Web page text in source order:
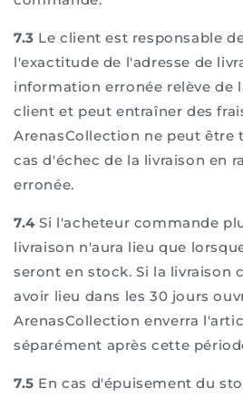
7.3 Le client est responsable
l'exactitude de l'adresse de
information erronée relève de
client et peut entraîner des
ArenasCollection ne peut être
cas d'échec de la livraison en
erronée.
7.4Si l'acheteur commande
livraison n'aura lieu que
seront en stock. Si la livraison
avoir lieu dans les 30 jours
ArenasCollection enverra
séparément après cette
7.5 En cas d'épuisement du